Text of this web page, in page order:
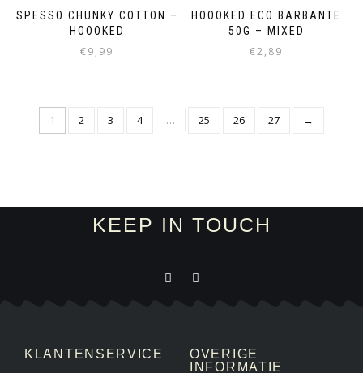
SPESSO CHUNKY COTTON –
HOOOKED
€9,99
HOOOKED ECO BARBANTE
50G – MIXED
€2,89
1 2 3 4 … 25 26 27 →
KEEP IN TOUCH
KLANTENSERVICE
OVERIGE
INFORMATIE